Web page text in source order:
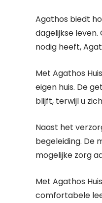
Agathos biedt
dagelijkse
nodig heeft,
Met Agathos
eigen huis. De
blijft, terwijl u
Naast het
begeleiding. De
mogelijke zorg
Met Agathos
comfortabele